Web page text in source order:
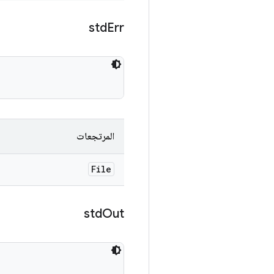
stdErr
المرتجعات
File
stdOut